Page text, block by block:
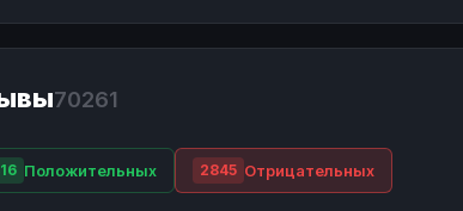
70261
Положительных 2845 Отрицательных